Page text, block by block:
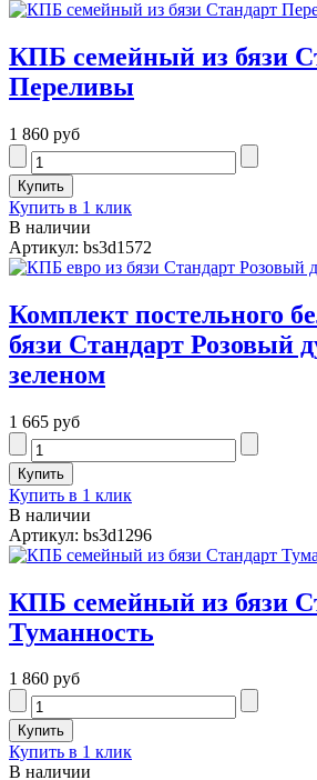
КПБ семейный из бязи
Переливы
1 860 руб
Купить в 1 клик
В наличии
Артикул: bs3d1572
Комплект постельного
бязи Стандарт Розовый
зеленом
1 665 руб
Купить в 1 клик
В наличии
Артикул: bs3d1296
КПБ семейный из бязи
Туманность
1 860 руб
Купить в 1 клик
В наличии